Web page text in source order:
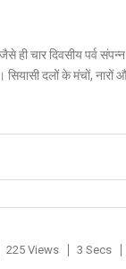
ही चार दिवसीय पर्व संपन्न
दलों के मंचों, नारों
225 Views 3 Secs